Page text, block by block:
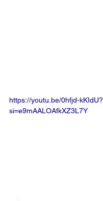
https://youtu.be/0hfjd-kKIdU?
si=e9mAALOAfkXZ3L7Y